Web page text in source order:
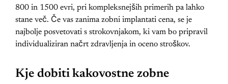
800 in 1500 evri, pri kompleksnejših primerih pa lahko
stane več. Če vas zanima zobni implantati cena, se je
najbolje posvetovati s strokovnjakom, ki vam bo pripravil
individualiziran načrt zdravljenja in oceno stroškov.
Kje dobiti kakovostne zobne